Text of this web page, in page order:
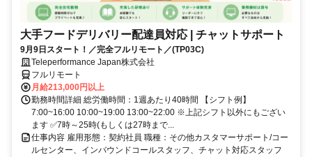
大手フードデリバリー配達員対応 | チャットサポート
9月9日スタート！／完全フルリモート／(TP03C)
Teleperformance Japan株式会社
フルリモート
月給213,000円以上
勤務時間詳細 総労働時間：1週あたり40時間 【シフト例】
7:00~16:00 10:00~19:00 13:00~22:00 ※上記シフト以外にもござい
ます ✅7時～25時(もしくは27時まで...
仕事内容 雇用形態：契約社員 職種：その他カスタマーサポート/コー
ルセンター、インバウンドコールスタッフ、チャット対応スタッフ